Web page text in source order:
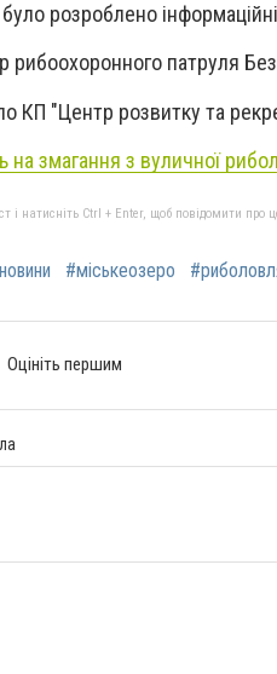
розроблено
рибоохоронного патруля
КП "Центр розвитку та
на змагання з вуличної
і натисніть Ctrl + Enter, щоб повідомити про
#міськеозеро
Оцініть першим